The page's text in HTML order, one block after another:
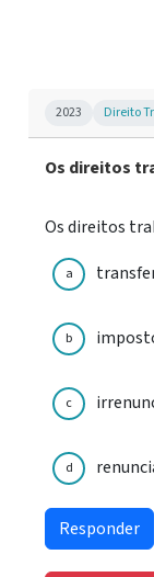
2023 Direito
Os direitos
Os direitos
a
b
c
d